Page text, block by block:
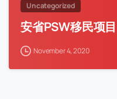
Uncategorized
安省PSW移民项目
November 4, 2020